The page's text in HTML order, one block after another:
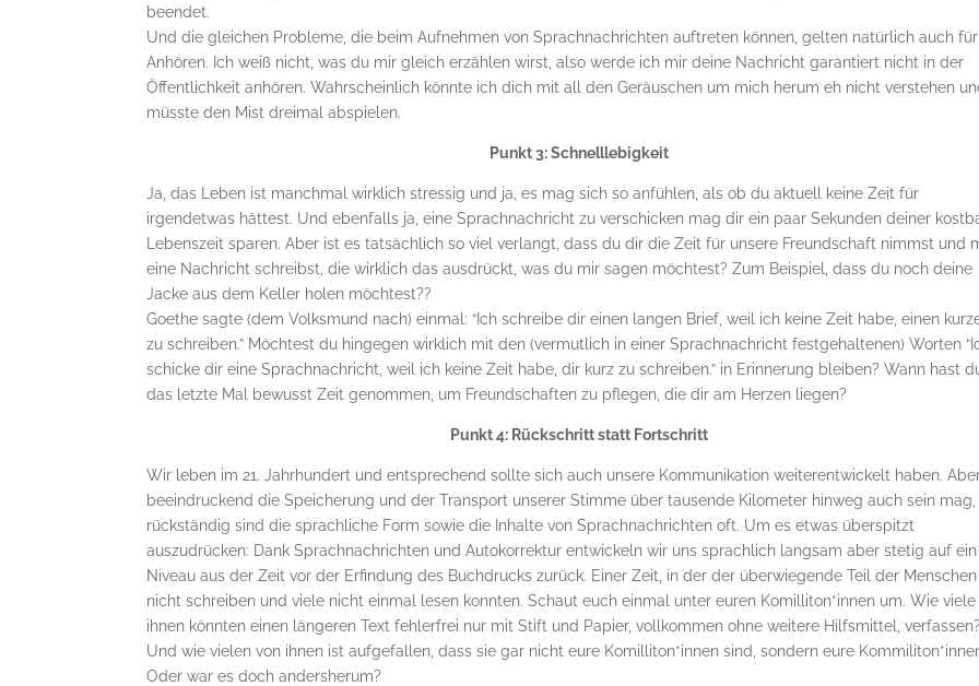
beendet.
Und die gleichen Probleme, die beim Aufnehmen von Sprachnachrichten auftreten können, gelten natürlich auch
Anhören. Ich weiß nicht, was du mir gleich erzählen wirst, also werde ich mir deine Nachricht garantiert nicht in der
Öffentlichkeit anhören. Wahrscheinlich könnte ich dich mit all den Geräuschen um mich herum eh nicht verstehen
müsste den Mist dreimal abspielen.
Punkt 3: Schnelllebigkeit
Ja, das Leben ist manchmal wirklich stressig und ja, es mag sich so anfühlen, als ob du aktuell keine Zeit für
irgendetwas hättest. Und ebenfalls ja, eine Sprachnachricht zu verschicken mag dir ein paar Sekunden deiner
Lebenszeit sparen. Aber ist es tatsächlich so viel verlangt, dass du dir die Zeit für unsere Freundschaft nimmst und
eine Nachricht schreibst, die wirklich das ausdrückt, was du mir sagen möchtest? Zum Beispiel, dass du noch deine
Jacke aus dem Keller holen möchtest??
Goethe sagte (dem Volksmund nach) einmal: “Ich schreibe dir einen langen Brief, weil ich keine Zeit habe, einen
zu schreiben.” Möchtest du hingegen wirklich mit den (vermutlich in einer Sprachnachricht festgehaltenen) Worten
schicke dir eine Sprachnachricht, weil ich keine Zeit habe, dir kurz zu schreiben.” in Erinnerung bleiben? Wann hast
das letzte Mal bewusst Zeit genommen, um Freundschaften zu pflegen, die dir am Herzen liegen?
Punkt 4: Rückschritt statt Fortschritt
Wir leben im 21. Jahrhundert und entsprechend sollte sich auch unsere Kommunikation weiterentwickelt haben.
beeindruckend die Speicherung und der Transport unserer Stimme über tausende Kilometer hinweg auch sein mag,
rückständig sind die sprachliche Form sowie die Inhalte von Sprachnachrichten oft. Um es etwas überspitzt
auszudrücken: Dank Sprachnachrichten und Autokorrektur entwickeln wir uns sprachlich langsam aber stetig auf ein
Niveau aus der Zeit vor der Erfindung des Buchdrucks zurück. Einer Zeit, in der der überwiegende Teil der Menschen
nicht schreiben und viele nicht einmal lesen konnten. Schaut euch einmal unter euren Komilliton*innen um. Wie viele
ihnen könnten einen längeren Text fehlerfrei nur mit Stift und Papier, vollkommen ohne weitere Hilfsmittel,
Und wie vielen von ihnen ist aufgefallen, dass sie gar nicht eure Komilliton*innen sind, sondern eure
Oder war es doch andersherum?